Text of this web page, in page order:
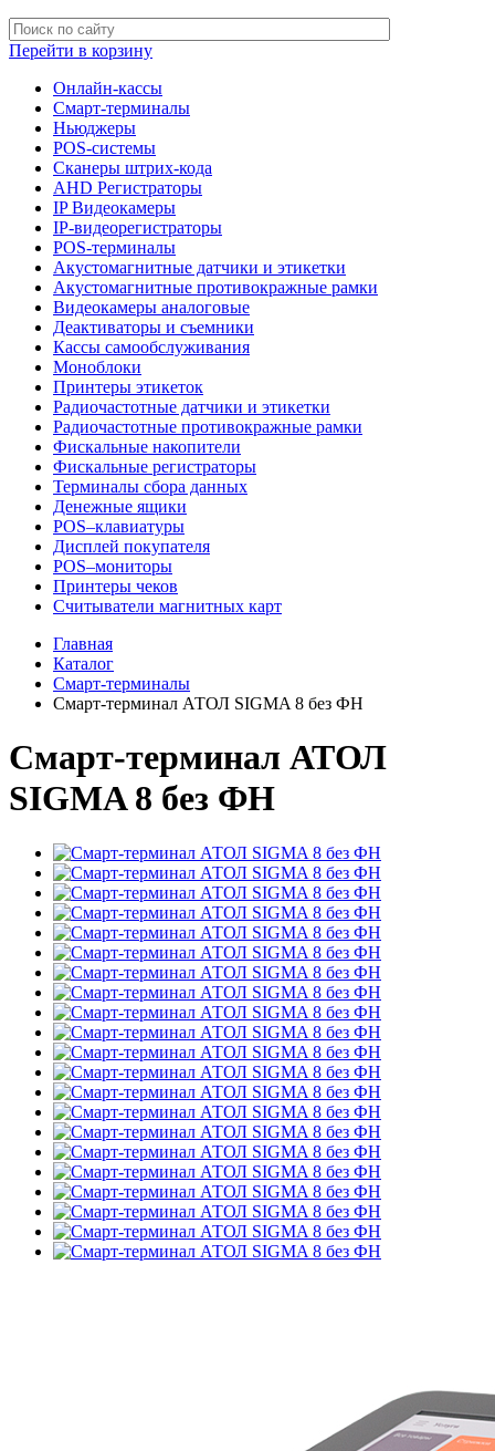
Перейти в корзину
Онлайн-кассы
Смарт-терминалы
Ньюджеры
POS-системы
Сканеры штрих-кода
AHD Регистраторы
IP Видеокамеры
IP-видеорегистраторы
POS-терминалы
Акустомагнитные датчики и этикетки
Акустомагнитные противокражные рамки
Видеокамеры аналоговые
Деактиваторы и съемники
Кассы самообслуживания
Моноблоки
Принтеры этикеток
Радиочастотные датчики и этикетки
Радиочастотные противокражные рамки
Фискальные накопители
Фискальные регистраторы
Терминалы сбора данных
Денежные ящики
POS–клавиатуры
Дисплей покупателя
POS–мониторы
Принтеры чеков
Считыватели магнитных карт
Главная
Каталог
Смарт-терминалы
Смарт-терминал АТОЛ SIGMA 8 без ФН
Смарт-терминал АТОЛ
SIGMA 8 без ФН